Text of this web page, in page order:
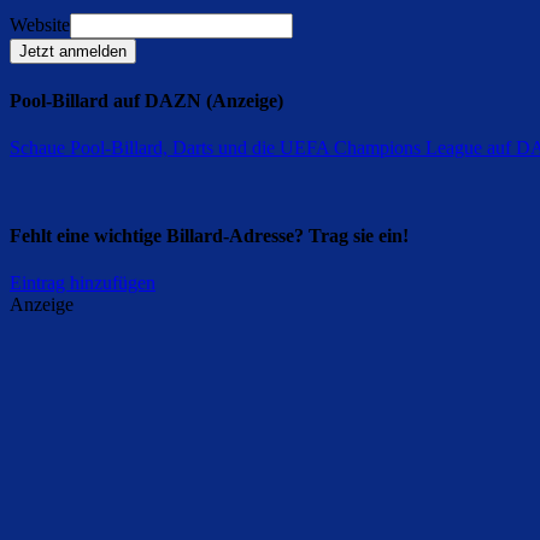
Website
Jetzt anmelden
Pool-Billard auf DAZN (Anzeige)
Schaue Pool-Billard, Darts und die UEFA Champions League auf
Fehlt eine wichtige Billard-Adresse? Trag sie ein!
Eintrag hinzufügen
Anzeige